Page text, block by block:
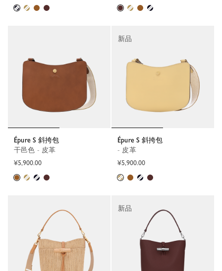
Épure S 斜挎包
干邑色 - 皮革
¥5,900.00
Épure S 斜挎包
- 皮革
¥5,900.00
新品
新品